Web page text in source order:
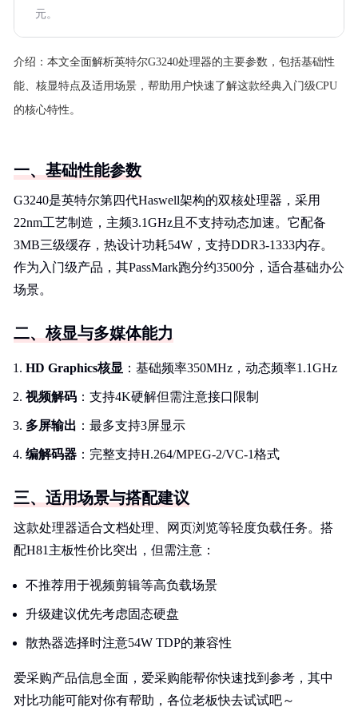
元。
介绍： 本文全面解析英特尔G3240处理器的主要参数，包括基础性
能、核显特点及适用场景，帮助用户快速了解这款经典入门级CPU
的核心特性。
一、基础性能参数
G3240是英特尔第四代Haswell架构的双核处理器，采用
22nm工艺制造，主频3.1GHz且不支持动态加速。它配备
3MB三级缓存，热设计功耗54W，支持DDR3-1333内存。
作为入门级产品，其PassMark跑分约3500分，适合基础办公
场景。
二、核显与多媒体能力
HD Graphics核显 ：基础频率350MHz，动态频率1.1GHz
视频解码 ：支持4K硬解但需注意接口限制
多屏输出 ：最多支持3屏显示
编解码器 ：完整支持H.264/MPEG-2/VC-1格式
三、适用场景与搭配建议
这款处理器适合文档处理、网页浏览等轻度负载任务。搭
配H81主板性价比突出，但需注意：
不推荐用于视频剪辑等高负载场景
升级建议优先考虑固态硬盘
散热器选择时注意54W TDP的兼容性
爱采购产品信息全面，爱采购能帮你快速找到参考，其中
对比功能可能对你有帮助，各位老板快去试试吧～